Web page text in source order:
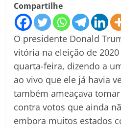
Compartilhe
O presidente Donald
vitória na eleição de
quarta-feira, dizendo a
ao vivo que ele já havia
também ameaçava
contra votos que ainda
embora muitos estados